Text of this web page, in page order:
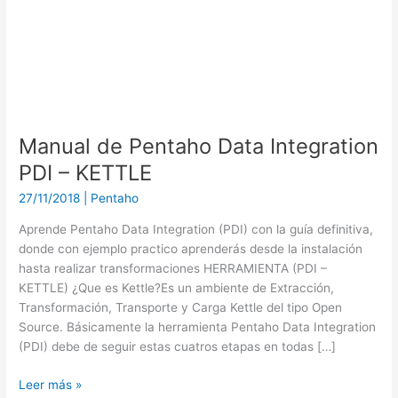
Manual de Pentaho Data Integration
PDI – KETTLE
27/11/2018 Pentaho
Aprende Pentaho Data Integration (PDI) con la guía definitiva,
donde con ejemplo practico aprenderás desde la instalación
hasta realizar transformaciones HERRAMIENTA (PDI –
KETTLE) ¿Que es Kettle?Es un ambiente de Extracción,
Transformación, Transporte y Carga Kettle del tipo Open
Source. Básicamente la herramienta Pentaho Data Integration
(PDI) debe de seguir estas cuatros etapas en todas […]
Leer más »